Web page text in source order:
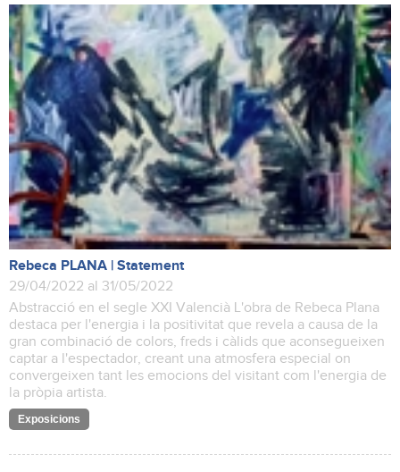
Rebeca PLANA | Statement
29/04/2022 al 31/05/2022
Abstracció en el segle XXI Valencià L'obra de Rebeca Plana
destaca per l'energia i la positivitat que revela a causa de la
gran combinació de colors, freds i càlids que aconsegueixen
captar a l'espectador, creant una atmosfera especial on
convergeixen tant les emocions del visitant com l'energia de
la pròpia artista.
Exposicions